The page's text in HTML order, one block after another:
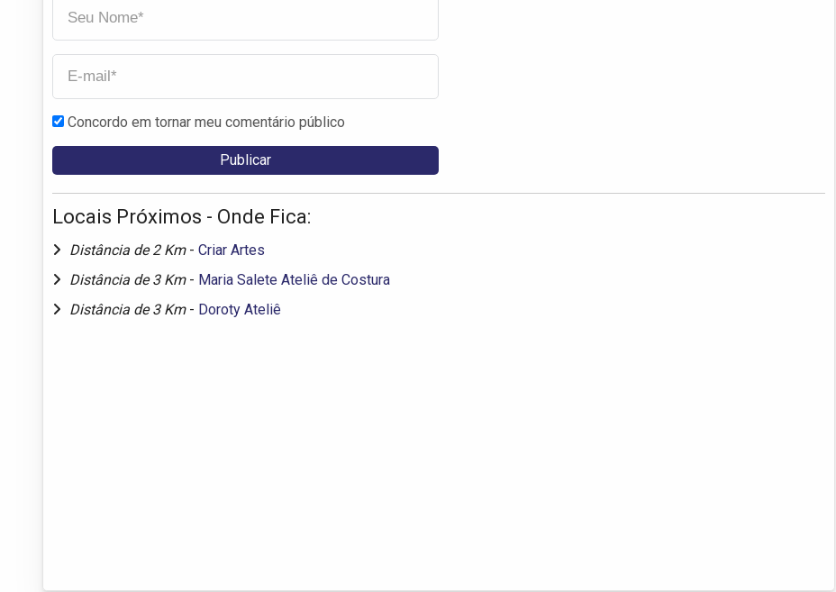
Concordo em tornar meu comentário público
Locais Próximos - Onde Fica:
Distância de 2 Km - Criar Artes
Distância de 3 Km - Maria Salete Ateliê de Costura
Distância de 3 Km - Doroty Ateliê